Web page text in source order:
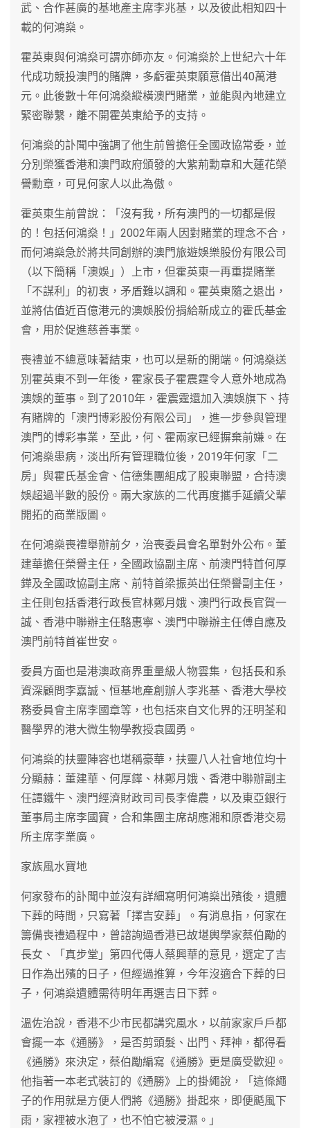
武、合作甚廣的基地產主席李兆基，以及彼此相知四十
載的何鴻燊。
霍英東與何鴻燊可謂亦師亦友。何鴻燊於上世紀六十年
代成功競投澳門的賭牌，多虧霍英東願意借出40萬港
元。此後數十年何鴻燊縱橫澳門賭業，並能與內地建立
緊密聯繫，離不開霍英東給予的支持。
何鴻燊的訃聞中強調了他生前曾擔任全國政協常委，並
分別榮獲香港和澳門政府頒發的大紫荊勳章和大蓮花榮
譽勳章，可見何家人以此為傲。
霍英東生前曾說：「沒有我，所有澳門的一切都是假
的！包括何鴻燊！」2002年兩人因對賭業的理念不合，
而何鴻燊急於將共同創辦的澳門旅遊娛樂股份有限公司
（以下簡稱「澳娛」）上市，但霍英東一再重提賭業
「不謀利」的初衷，矛盾難以調和。霍英東隨之退出，
並將估值近百億港元的澳娛股份捐給新成立的霍氏基金
會，用於促進慈善事業。
喪禮並不總意味著結束，也可以是新的開端。何鴻燊送
別霍英東不到一年後，霍家長子霍震霆令人意外地成為
澳娛的董事。到了2010年，霍震霆還加入澳娛旗下、持
有賭牌的「澳門博彩股份有限公司」，進一步參與管理
澳門的博彩事業，至此，何、霍兩家已經摒棄前嫌。在
何鴻燊患病，淡出所有管理職位後，2019年何家「二
房」與霍氏基金會、信德集團組成了股東聯盟，合持澳
娛超過半數的股份。兩大家族的二代再度攜手延續父輩
開拓的商業版圖。
在何鴻燊喪禮舉辦前夕，治喪委員會名單對外公布。董
建華擔任榮譽主任，全國政協副主席、前澳門特首何厚
鏵及全國政協副主席、前特首梁振英出任榮譽副主任，
主任則包括香港行政長官林鄭月娥、澳門行政長官賀一
誠、香港中聯辦主任駱惠寧、澳門中聯辦主任傅自應及
澳門前特首崔世安。
委員方面也是港澳政商界重量級人物雲集，包括長和系
資深顧問李嘉誠、恒基地產創辦人李兆基、香港大學校
務委員會主席李國章等，也包括來自文化界的汪明荃和
醫學界的港大微生物學教授袁國勇。
何鴻燊的扶靈陣容也堪稱豪華，扶靈八人社會地位均十
分顯赫：董建華、何厚鏵、林鄭月娥、香港中聯辦副主
任譚鐵牛、澳門經濟財政司司長李偉農，以及東亞銀行
董事局主席李國寶，合和集團主席胡應湘和原香港交易
所主席李業廣。
家族風水寶地
何家發布的訃聞中並沒有詳細寫明何鴻燊出殯後，遺體
下葬的時間，只寫著「擇吉安葬」。有消息指，何家在
籌備喪禮過程中，曾諮詢過香港已故堪輿學家蔡伯勵的
長女、「真步堂」第四代傳人蔡興華的意見，選定了吉
日作為出殯的日子，但經過推算，今年沒適合下葬的日
子，何鴻燊遺體需待明年再選吉日下葬。
溫佐治說，香港不少市民都講究風水，以前家家戶戶都
會擺一本《通勝》，是否剪頭髮、出門、拜神，都得看
《通勝》來決定，蔡伯勵編寫《通勝》更是廣受歡迎。
他指著一本老式裝訂的《通勝》上的掛繩說，「這條繩
子的作用就是方便人們將《通勝》掛起來，即便颳風下
雨，家裡被水泡了，也不怕它被浸濕。」